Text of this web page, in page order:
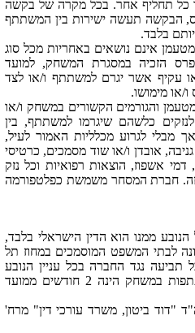
כל תחליף אחר. בכל מקרה של בקשה
הבקשה תעשה ישירות בין המשתתף
בלבד.
מטעמן אינם נושאים באחריות מכל סוג
הזכיה במסגרת המשחק, למועד
עקיף אשר יגרם למשתתף ו/או לצד
או מימושו.
מטעמן והגורמים הקשורים במשחק ו/או
כלשהם שיגרמו למשתתף, בין
מבלי לגרוע מכלליות האמור לעיל,
אובדן ו/או שוד מסמכים, כרטיסי
אשפוז, הוצאות רפואיות וכל נזק
חברת המסחר משמשת כפלטפורמה
ממנו הוא הדין הישראלי בלבד,
לבתי המשפט המוסמכים במחוז תל
תביעה נגד החברה בכל עניין הנובע
במישרין ו/או בעקיפין מהשתתפות במשחק הינה 2 חודשים ממועד
"דוד ביטון, משרד עורכי דין" מרח'